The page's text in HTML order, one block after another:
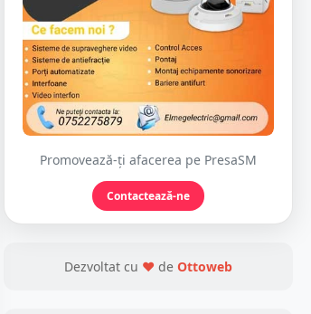
Promovează-ți afacerea pe PresaSM
Contactează-ne
Dezvoltat cu ❤ de Ottoweb